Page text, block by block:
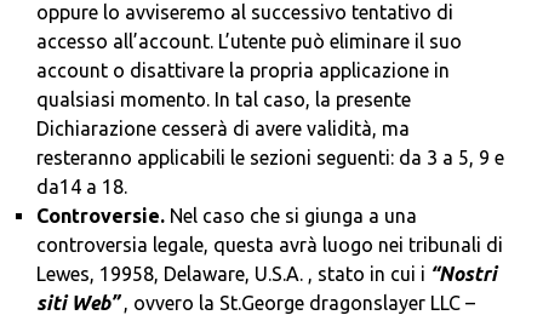
oppure lo avviseremo al successivo tentativo di
accesso all’account. L’utente può eliminare il suo
account o disattivare la propria applicazione in
qualsiasi momento. In tal caso, la presente
Dichiarazione cesserà di avere validità, ma
resteranno applicabili le sezioni seguenti: da 3 a 5, 9 e
da14 a 18.
Controversie. Nel caso che si giunga a una
controversia legale, questa avrà luogo nei tribunali di
Lewes, 19958, Delaware, U.S.A. , stato in cui i “Nostri
siti Web”, ovvero la St.George dragonslayer LLC –